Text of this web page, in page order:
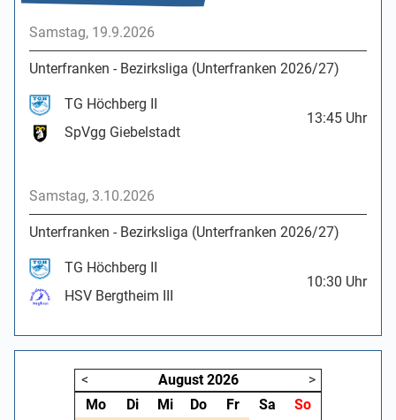
Samstag, 19.9.2026
Unterfranken - Bezirksliga (Unterfranken 2026/27)
TG Höchberg II
SpVgg Giebelstadt
13:45 Uhr
Samstag, 3.10.2026
Unterfranken - Bezirksliga (Unterfranken 2026/27)
TG Höchberg II
HSV Bergtheim III
10:30 Uhr
< August 2026
>
Mo
Di Mi Do Fr Sa
So